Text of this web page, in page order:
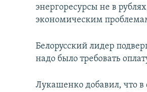
энергоресурсы не в
экономическим
Белорусский лидер
надо было требовать
Лукашенко добавил, что